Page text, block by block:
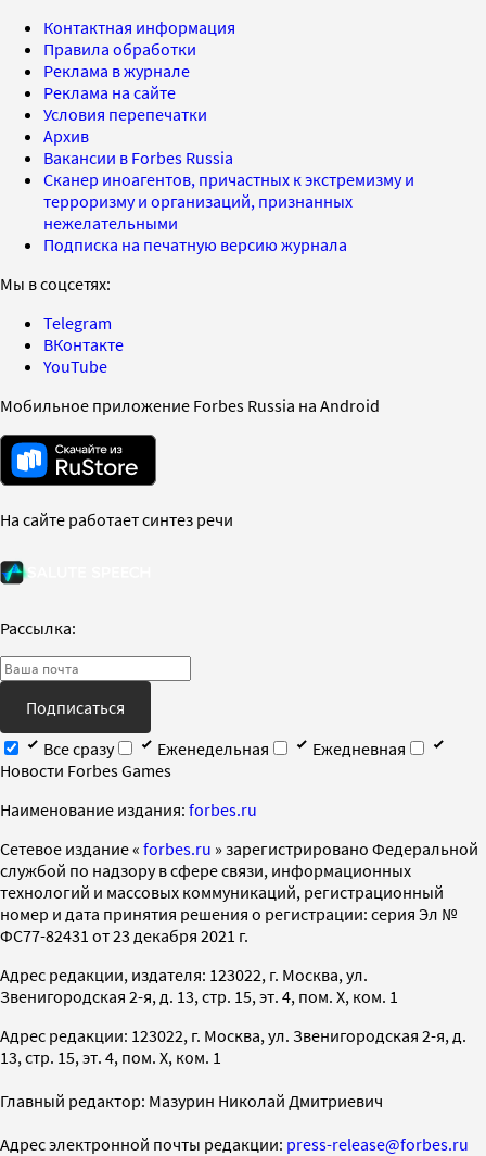
Контактная информация
Правила обработки
Реклама в журнале
Реклама на сайте
Условия перепечатки
Архив
Вакансии в Forbes Russia
Сканер иноагентов, причастных к экстремизму и
терроризму и организаций, признанных
нежелательными
Подписка на печатную версию журнала
Мы в соцсетях:
Telegram
ВКонтакте
YouTube
Мобильное приложение Forbes Russia на Android
На сайте работает синтез речи
Рассылка:
Подписаться
Все сразу
Еженедельная
Ежедневная
Новости Forbes Games
Наименование издания: forbes.ru
Cетевое издание « forbes.ru » зарегистрировано Федеральной
службой по надзору в сфере связи, информационных
технологий и массовых коммуникаций, регистрационный
номер и дата принятия решения о регистрации: серия Эл №
ФС77-82431 от 23 декабря 2021 г.
Адрес редакции, издателя: 123022, г. Москва, ул.
Звенигородская 2-я, д. 13, стр. 15, эт. 4, пом. X, ком. 1
Адрес редакции: 123022, г. Москва, ул. Звенигородская 2-я, д.
13, стр. 15, эт. 4, пом. X, ком. 1
Главный редактор: Мазурин Николай Дмитриевич
Адрес электронной почты редакции: press-release@forbes.ru